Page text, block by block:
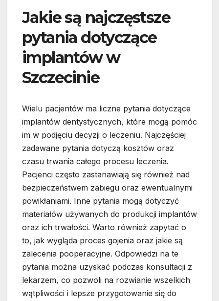
Jakie są najczęstsze
pytania dotyczące
implantów w
Szczecinie
Wielu pacjentów ma liczne pytania dotyczące
implantów dentystycznych, które mogą pomóc
im w podjęciu decyzji o leczeniu. Najczęściej
zadawane pytania dotyczą kosztów oraz
czasu trwania całego procesu leczenia.
Pacjenci często zastanawiają się również nad
bezpieczeństwem zabiegu oraz ewentualnymi
powikłaniami. Inne pytania mogą dotyczyć
materiałów używanych do produkcji implantów
oraz ich trwałości. Warto również zapytać o
to, jak wygląda proces gojenia oraz jakie są
zalecenia pooperacyjne. Odpowiedzi na te
pytania można uzyskać podczas konsultacji z
lekarzem, co pozwoli na rozwianie wszelkich
wątpliwości i lepsze przygotowanie się do